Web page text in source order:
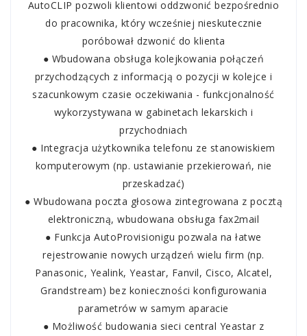
AutoCLIP pozwoli klientowi oddzwonić bezpośrednio
do pracownika, który wcześniej nieskutecznie
poróbował dzwonić do klienta
● Wbudowana obsługa kolejkowania połączeń
przychodzących z informacją o pozycji w kolejce i
szacunkowym czasie oczekiwania - funkcjonalność
wykorzystywana w gabinetach lekarskich i
przychodniach
● Integracja użytkownika telefonu ze stanowiskiem
komputerowym (np. ustawianie przekierowań, nie
przeskadzać)
● Wbudowana poczta głosowa zintegrowana z pocztą
elektroniczną, wbudowana obsługa fax2mail
● Funkcja AutoProvisionigu pozwala na łatwe
rejestrowanie nowych urządzeń wielu firm (np.
Panasonic, Yealink, Yeastar, Fanvil, Cisco, Alcatel,
Grandstream) bez konieczności konfigurowania
parametrów w samym aparacie
● Możliwość budowania sieci central Yeastar z